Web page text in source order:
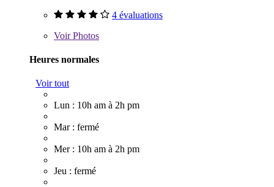
4 évaluations
VoirPhotos
Heures normales
Voir tout
Lun : 10h am à 2h pm
Mar : fermé
Mer : 10h am à 2h pm
Jeu : fermé